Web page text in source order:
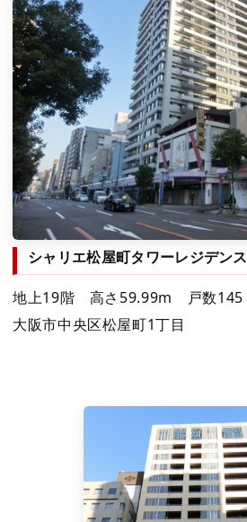
シャリエ松屋町タワーレジデンス
地上19階 高さ59.99m 戸数145
大阪市中央区松屋町1丁目